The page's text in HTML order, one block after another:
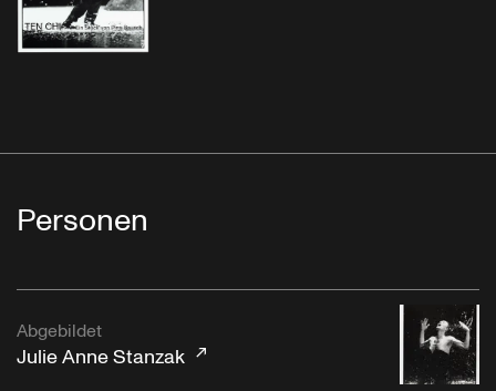
Personen
Abgebildet
Julie Anne Stanzak